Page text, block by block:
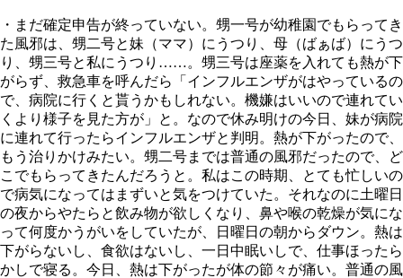
・まだ確定申告が終っていない。甥一号が幼稚園でもらってき
た風邪は、甥二号と妹（ママ）にうつり、母（ばぁば）にうつ
り、甥三号と私にうつり……。甥三号は座薬を入れても熱が下
がらず、救急車を呼んだら「インフルエンザがはやっているの
で、病院に行くと貰うかもしれない。機嫌はいいので連れてい
くより様子を見た方が」と。なので休み明けの今日、妹が病院
に連れて行ったらインフルエンザと判明。熱が下がったので、
もう治りかけみたい。甥二号までは普通の風邪だったので、ど
こでもらってきたんだろうと。私はこの時期、とても忙しいの
で病気になってはまずいと気をつけていた。それなのに土曜日
の夜からやたらと飲み物が欲しくなり、鼻や喉の乾燥が気にな
って何度かうがいをしていたが、日曜日の朝からダウン。熱は
下がらないし、食欲はないし、一日中眠いしで、仕事ほったら
かしで寝る。今日、熱は下がったが体の節々が痛い。普通の風